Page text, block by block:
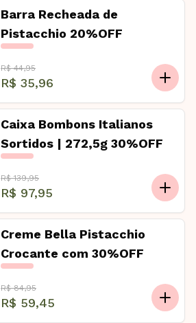
Barra Recheada de
Pistacchio 20%OFF
R$ 44,95
R$ 35,96
Caixa Bombons Italianos
Sortidos | 272,5g 30%OFF
R$ 139,95
R$ 97,95
Creme Bella Pistacchio
Crocante com 30%OFF
R$ 84,95
R$ 59,45